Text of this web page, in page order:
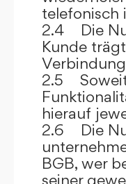
telefonisch
2.4 Die
Kunde
2.5 Soweit
hierauf
2.6 Die
BGB, wer
seiner